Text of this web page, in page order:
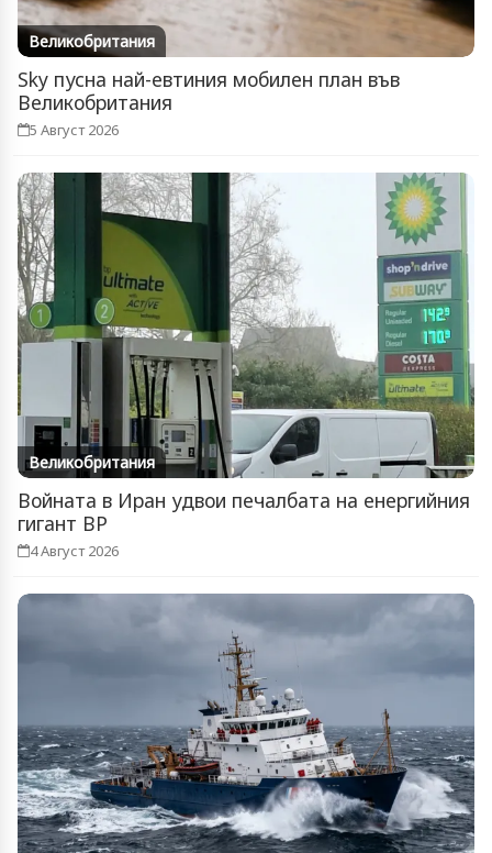
Великобритания
Sky пусна най-евтиния мобилен план във
Великобритания
5 Август 2026
Великобритания
Войната в Иран удвои печалбата на енергийния
гигант BP
4 Август 2026